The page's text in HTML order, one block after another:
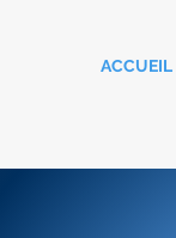
ACCUEIL